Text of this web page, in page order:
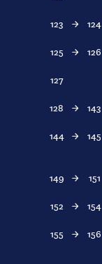
123
→ 124
125
→ 126
127
128
→ 143
144 → 145
149 → 151
152
→ 154
155
→ 156